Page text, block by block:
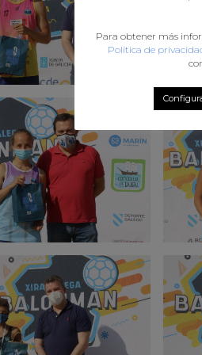
Para obtener más
Política de